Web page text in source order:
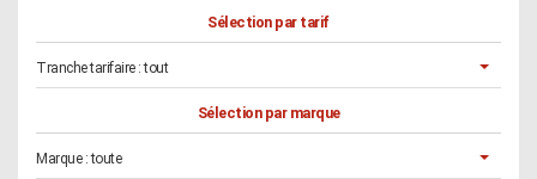
Sélection par tarif
Tranche tarifaire :tout
Sélection par marque
Marque :toute